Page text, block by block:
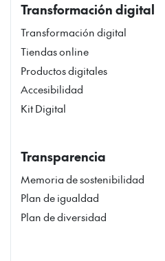
Transformación digital
Transformación digital
Tiendas online
Productos digitales
Accesibilidad
Kit Digital
Transparencia
Memoria de sostenibilidad
Plan de igualdad
Plan de diversidad